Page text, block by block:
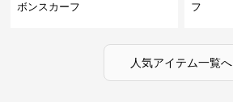
ボンスカーフ
フ
人気アイテム一覧へ